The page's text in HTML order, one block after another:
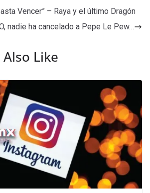
Vencer” – Raya y el último Dragón
nadie ha cancelado a Pepe Le Pew…
Like